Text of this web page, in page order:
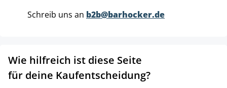
Schreib uns an b2b@barhocker.de
Wie hilfreich ist diese Seite
für deine Kaufentscheidung?